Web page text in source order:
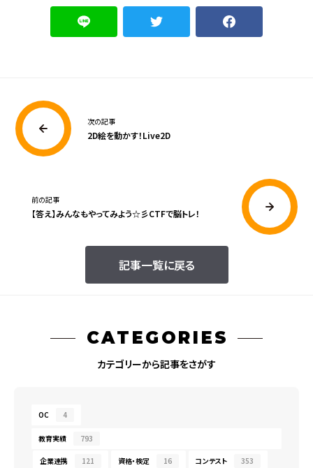
次の記事
2D絵を動かす！Live2D
記事一覧に戻る
前の記事
【答え】みんなもやってみよう☆彡CTFで脳トレ！
CATEGORIES
カテゴリーから記事をさがす
OC 4
教育実績 793
企業連携 121 資格・検定 16 コンテスト 353